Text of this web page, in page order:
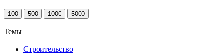
100 500 1000 5000
Темы
Строительство